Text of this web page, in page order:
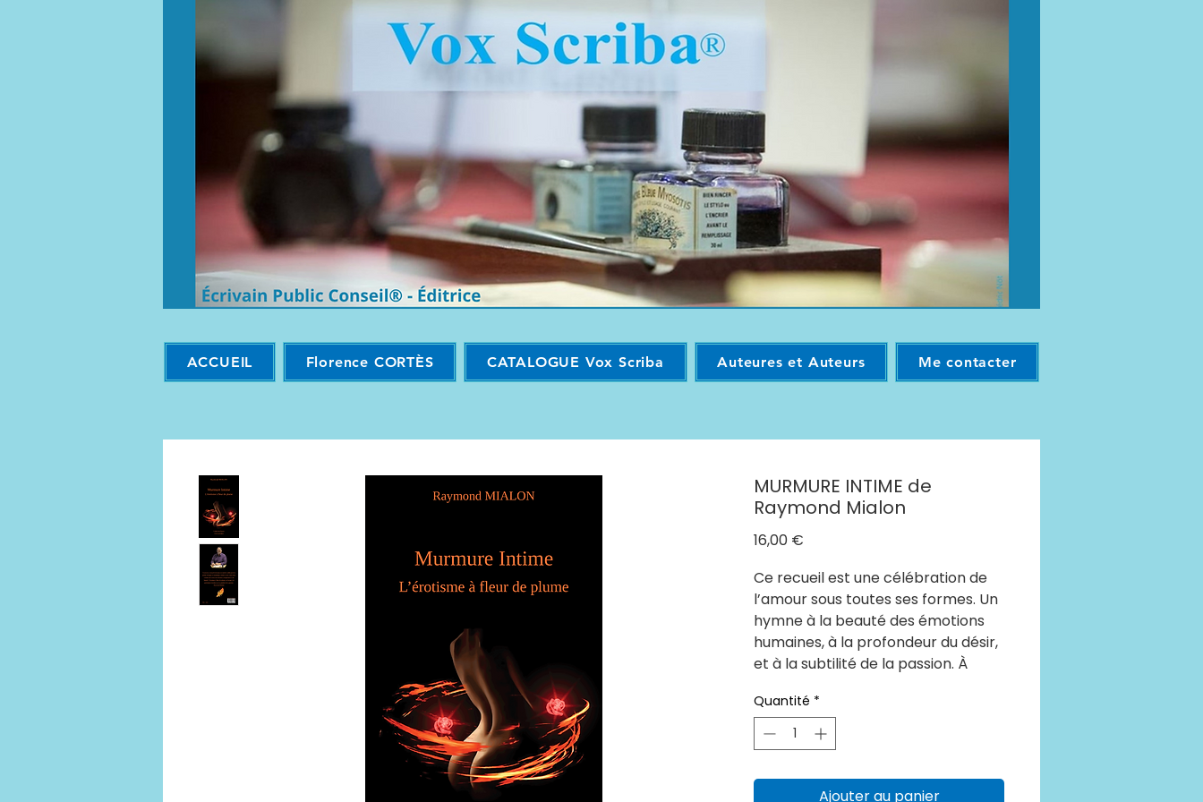
ACCUEIL Florence CORTÈS CATALOGUE Vox Scriba Auteures et Auteurs Me contacter
MURMURE INTIME de
Raymond Mialon
16,00 €
Ce recueil est une célébration de
l’amour sous toutes ses formes. Un
hymne à la beauté des émotions
humaines, à la profondeur du désir,
et à la subtilité de la passion. À
invité à redécouvrir la poésie
érotique et romantique non
seulement comme un art, mais
réconfort, d’inspiration, et de
Quantité *
Ajouter au panier